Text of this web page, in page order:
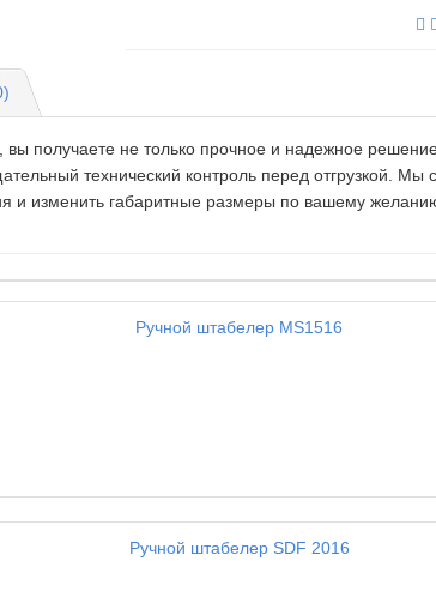
получаете не только прочное и надежное
технический контроль перед отгрузкой.
и изменить габаритные размеры по вашему